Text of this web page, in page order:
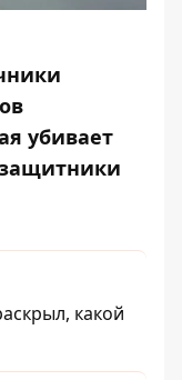
убивает
какой